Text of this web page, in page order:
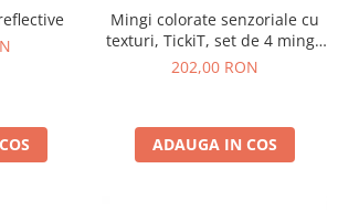
Mingi colorate senzoriale cu
texturi, TickiT, set de 4 mingi,
multicolor
202,00 RON
ADAUGA IN COS